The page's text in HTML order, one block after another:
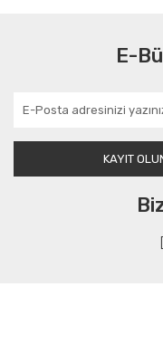
E-
KAYIT